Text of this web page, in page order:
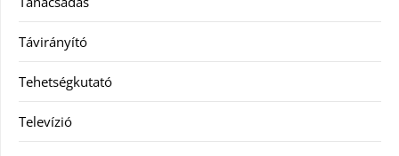
Távirányító
Tehetségkutató
Televízió